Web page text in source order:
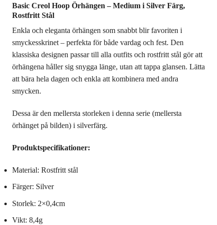
Basic Creol Hoop Örhängen – Medium i Silver Färg,
Rostfritt Stål
Enkla och eleganta örhängen som snabbt blir favoriten i
smyckesskrinet – perfekta för både vardag och fest. Den
klassiska designen passar till alla outfits och rostfritt stål gör att
örhängena håller sig snygga länge, utan att tappa glansen. Lätta
att bära hela dagen och enkla att kombinera med andra
smycken.
Dessa är den mellersta storleken i denna serie (mellersta
örhänget på bilden) i silverfärg.
Produktspecifikationer:
Material: Rostfritt stål
Färger: Silver
Storlek: 2×0,4cm
Vikt: 8,4g